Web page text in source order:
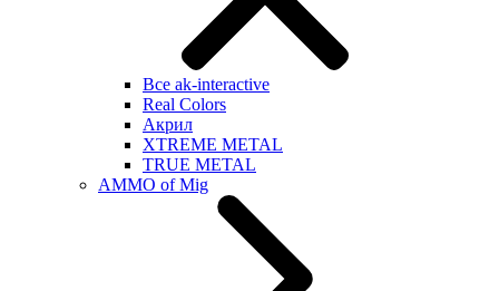
Все ak-interactive
Real Colors
Акрил
XTREME METAL
TRUE METAL
AMMO of Mig